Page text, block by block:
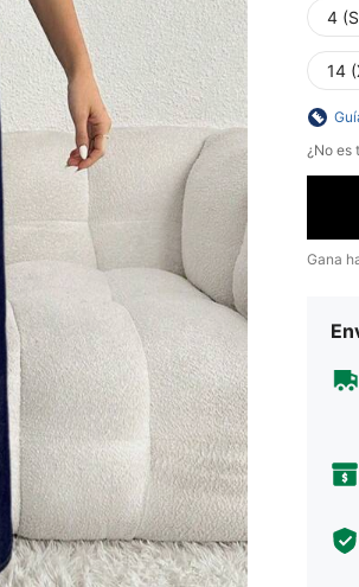
4
14
¿No es
Gana